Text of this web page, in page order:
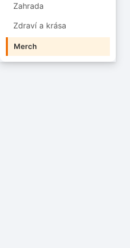
Zahrada
Zdraví a krása
Merch